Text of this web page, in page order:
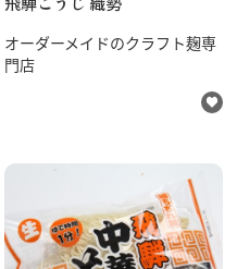
オーダーメイドのクラフト麹専
門店